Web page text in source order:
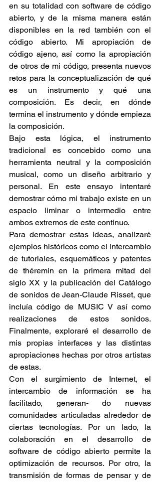
en su totalidad con software de código
abierto, y de la misma manera están
disponibles en la red también con el
código abierto. Mi apropiación de
código ajeno, así como la apropiación
de otros de mi código, presenta nuevos
retos para la conceptualización de qué
es un instrumento y qué una
composición. Es decir, en dónde
termina el instrumento y dónde empieza
la composición.
Bajo esta lógica, el instrumento
tradicional es concebido como una
herramienta neutral y la composición
musical, como un diseño arbitrario y
personal. En este ensayo intentaré
demostrar cómo mi trabajo existe en un
espacio liminar o intermedio entre
ambos extremos de este continuo.
Para demostrar estas ideas, analizaré
ejemplos históricos como el intercambio
de tutoriales, esquemáticos y patentes
de théremin en la primera mitad del
siglo XX y la publicación del Catálogo
de sonidos de Jean-Claude Risset, que
incluía código de MUSIC V así como
realizaciones de estos sonidos.
Finalmente, exploraré el desarrollo de
mis propias interfaces y las distintas
apropiaciones hechas por otros artistas
de estas.
Con el surgimiento de Internet, el
intercambio de información se ha
facilitado, generan- do nuevas
comunidades articuladas alrededor de
ciertas tecnologías. Por un lado, la
colaboración en el desarrollo de
software de código abierto permite la
optimización de recursos. Por otro, la
transmisión de formas de pensar y de